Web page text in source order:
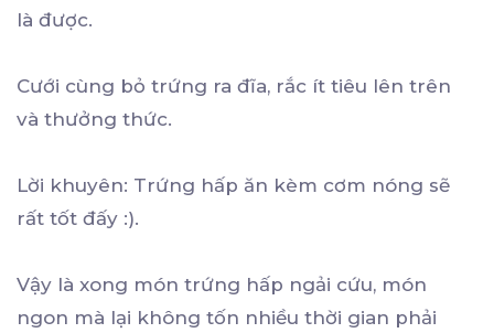
là được.
Cưới cùng bỏ trứng ra đĩa, rắc ít tiêu lên trên
và thưởng thức.
Lời khuyên: Trứng hấp ăn kèm cơm nóng sẽ
rất tốt đấy :).
Vậy là xong món trứng hấp ngải cứu, món
ngon mà lại không tốn nhiều thời gian phải